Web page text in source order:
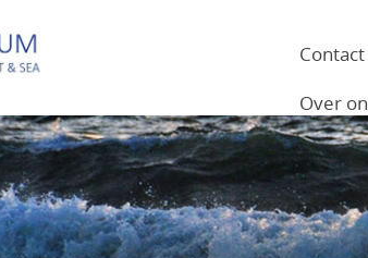
in
Contact
Main
Over